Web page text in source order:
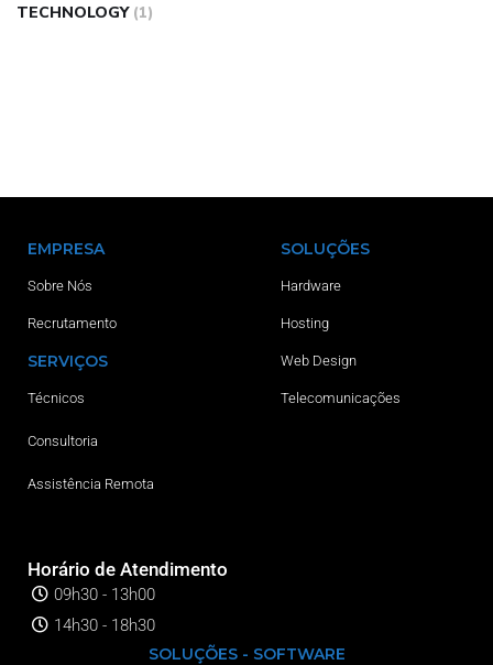
TECHNOLOGY (1)
EMPRESA
Sobre Nós
Recrutamento
SERVIÇOS
Técnicos
Consultoria
Assistência Remota
Horário de Atendimento
09h30 - 13h00
14h30 - 18h30
SOLUÇÕES
Hardware
Hosting
Web Design
Telecomunicações
SOLUÇÕES - SOFTWARE